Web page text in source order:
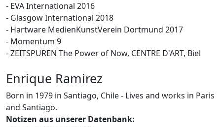
- EVA International 2016
- Glasgow International 2018
- Hartware MedienKunstVerein Dortmund 2017
- Momentum 9
- ZEITSPUREN The Power of Now, CENTRE D'ART, Biel
Enrique Ramirez
Born in 1979 in Santiago, Chile - Lives and works in Paris
and Santiago.
Notizen aus unserer Datenbank: